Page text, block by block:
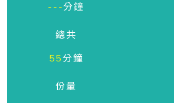
---分鐘
總共
55分鐘
份量